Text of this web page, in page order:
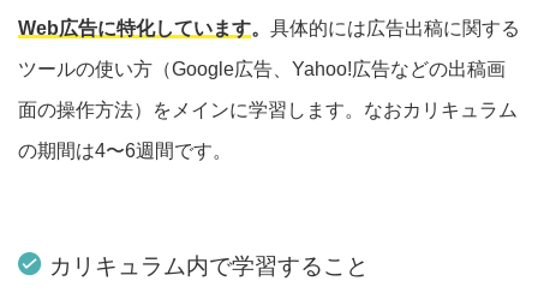
Web広告に特化しています。 具体的には広告出稿に関する
ツールの使い方（Google広告、Yahoo!広告などの出稿画
面の操作方法）をメインに学習します。なおカリキュラム
の期間は4〜6週間です。
カリキュラム内で学習すること